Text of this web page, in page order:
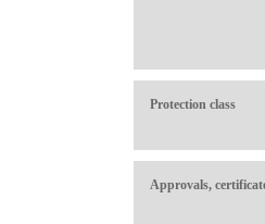
Protection class
Approvals,